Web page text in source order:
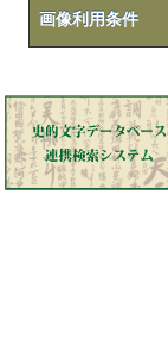
画像利用条件